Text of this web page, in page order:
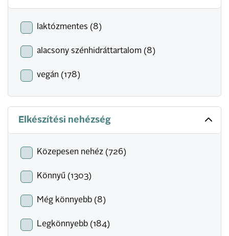
laktózmentes (8)
alacsony szénhidráttartalom (8)
vegán (178)
Elkészítési nehézség
Közepesen nehéz (726)
Könnyű (1303)
Még könnyebb (8)
Legkönnyebb (184)